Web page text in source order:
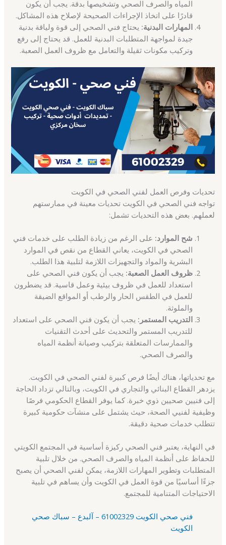
المياه والصرف الصحي وتشخيصها بدقة. يجب أن يكون
قادرًا على اتخاذ الإجراءات الصحيحة لإصلاح هذه المشاكل.
المهارات البدنية: يحتاج فني الصحي إلى قوة ولياقة بدنية
جيدة لمواجهة المتطلبات البدنية للعمل. قد يحتاج إلى رفع
وتركيب مكونات ثقيلة والتعامل مع ظروف العمل الصعبة.
تحديات وفرص العمل لفني الصحي في الكويت
تواجه فني الصحي في الكويت تحديات معينة في ممارستهم
لعملهم. بعض هذه التحديات تشمل:
شح الموارد: على الرغم من زيادة الطلب على خدمات فني
الصحي في الكويت، يعاني القطاع من نقص في الموارد
البشرية والمواد والتجهيزات اللازمة لتلبية هذا الطلب.
ظروف العمل الصعبة: يجب أن يكون فني الصحي على
استعداد للعمل في ظروف بيئية وعمل قاسية. قد يضطرون
للعمل في الطقس الحار والرطب أو المواقع الضيقة
والملوثة.
التدريب المستمر: يجب أن يكون فني الصحي على استعداد
للتدريب المستمر والتحديث على أحدث التقنيات
والممارسات المتعلقة بتركيب وصيانة أنظمة المياه
والصرف الصحي.
مع تحدياتها، هناك أيضًا فرص كبيرة لفني الصحي في الكويت.
يزدهر القطاع البنائي والتجاري في الكويت، وبالتالي تزداد الحاجة
إلى فنيين صحيين ذوي خبرة. كما يوفر القطاع الحكومي فرصًا
وظيفية لفنيي الصحة، حيث يشتمل على منشآت حكومية كبيرة
تتطلب خدمات صحية دقيقة.
في النهاية، يعتبر فني الصحي ركيزة أساسية في المجتمع الكويتي
للحفاظ على أنظمة المياه والصرف الصحي. من خلال تلبية
المتطلبات وتطوير المهارات اللازمة، يمكن لفني الصحي أن يصبح
جزءًا أساسيًا من قوة العمل في الكويت وأن يساهم في تلبية
الاحتياجات المتنامية للمجتمع.
فني صحي الكويت 61002329 – آلبدع – سباك صحي
الكويت